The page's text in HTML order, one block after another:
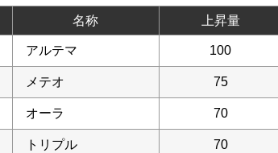
名称 上昇量
アルテマ 100
メテオ 75
オーラ 70
トリプル 70